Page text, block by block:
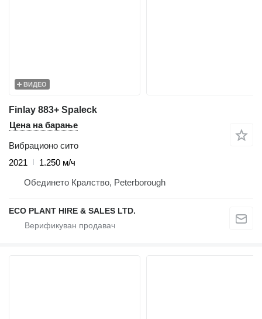
ВИДЕО
Finlay 883+ Spaleck
Цена на барање
Вибрационо сито
2021
1.250 м/ч
Обединето Кралство, Peterborough
ECO PLANT HIRE & SALES LTD.